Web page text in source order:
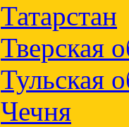
Татарстан
Тверская
Тульская
Чечня